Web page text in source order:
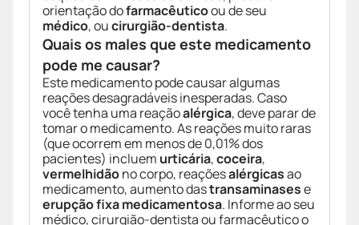
orientação dofarmacêuticoou de seu
médico, oucirurgião-dentista.
Quais os males que este medicamento
pode me causar?
Este medicamento pode causar algumas
reações desagradáveis inesperadas. Caso
você tenha uma reaçãoalérgica, deve parar de
tomar o medicamento. As reações muito raras
(que ocorrem em menos de 0,01% dos
pacientes) incluem urticária,coceira,
vermelhidãono corpo, reaçõesalérgicasao
medicamento, aumento dastransaminasese
erupção fixa medicamentosa. Informe ao seu
médico, cirurgião-dentista ou farmacêutico o